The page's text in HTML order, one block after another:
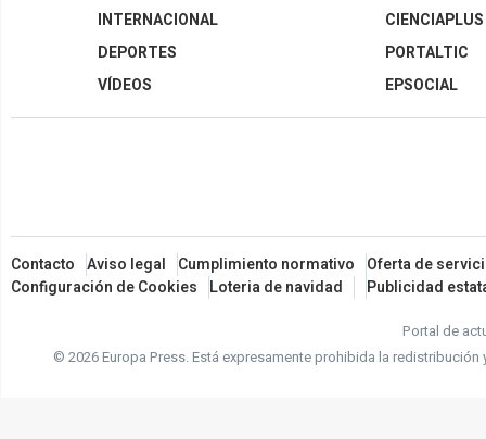
INTERNACIONAL
DEPORTES
VÍDEOS
CIENCIAPLUS
PORTALTIC
EPSOCIAL
Contacto Aviso legal Cumplimiento normativo
Oferta de
Configuración de Cookies
Loteria de navidad Publicidad
Portal de
© 2026 Europa Press.Está expresamente prohibida la